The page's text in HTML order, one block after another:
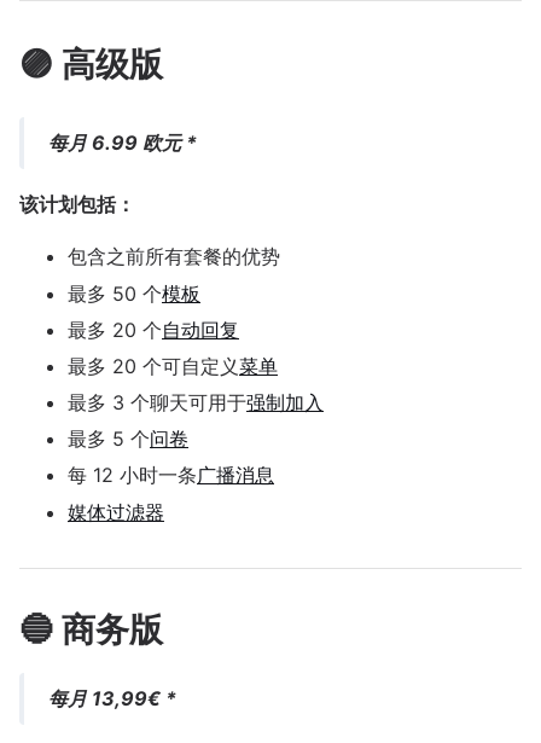
🟣 高级版
每月 6.99 欧元 *
该计划包括：
包含之前所有套餐的优势
最多 50 个模板
最多 20 个自动回复
最多 20 个可自定义菜单
最多 3 个聊天可用于强制加入
最多 5 个问卷
每 12 小时一条广播消息
媒体过滤器
🔵 商务版
每月 13,99€ *